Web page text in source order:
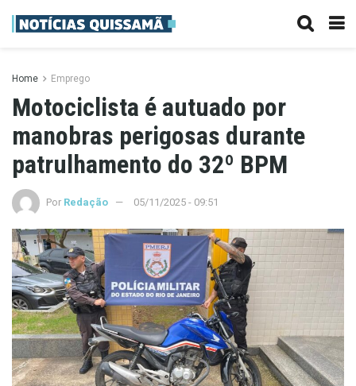
Home Emprego
Motociclista é autuado por
manobras perigosas durante
patrulhamento do 32º BPM
Por Redação 05/11/2025 - 09:51